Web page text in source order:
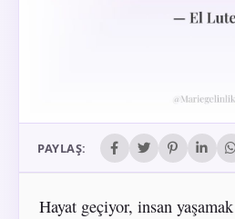
PAYLAŞ:
Hayat geçiyor, insan